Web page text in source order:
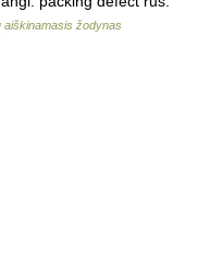
aiškinamasis žodynas